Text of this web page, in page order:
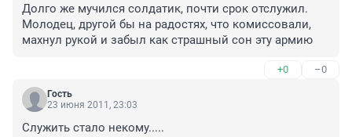
Долго же мучился солдатик, почти срок отслужил.
Молодец, другой бы на радостях, что комиссовали,
махнул рукой и забыл как страшный сон эту армию
+0 –0
Гость
23 июня 2011, 23:03
Служить стало некому.....